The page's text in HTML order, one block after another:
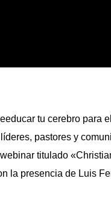
tu cerebro para
líderes, pastores y
titulado
la presencia de Luis